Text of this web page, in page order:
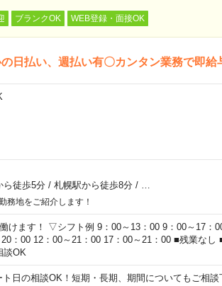
ブランクOK WEB登録・面接OK
日払い、週払い有〇カンタン業務で即給
ら徒歩5分/ 札幌駅から徒歩8分/
地をご紹介します！
けます！ ▽シフト例 9：00～13：00 9：00～17：
：00 12：00～21：00 17：00～21：00 ■残業なし
談OK
日の相談OK！短期・長期、期間についてもご相談